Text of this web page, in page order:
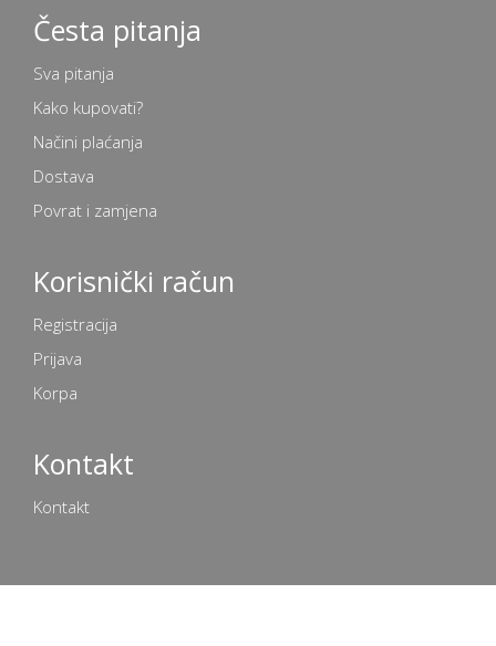
Česta pitanja
Sva pitanja
Kako kupovati?
Načini plaćanja
Dostava
Povrat i zamjena
Korisnički račun
Registracija
Prijava
Korpa
Kontakt
Kontakt